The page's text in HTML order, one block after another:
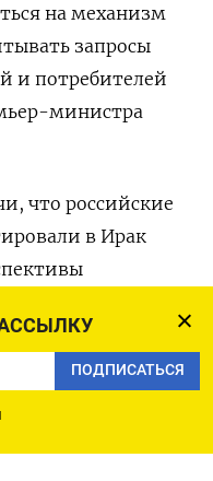
ПОДПИСАТЬСЯ
на механизм
запросы
и потребителей
министра
что российские
в Ирак
Дмитрий Антонов)